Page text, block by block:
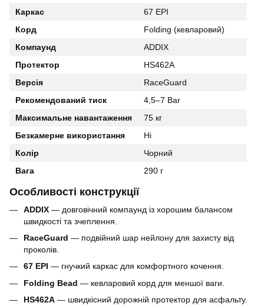
Каркас
67 EPI
Корд
Folding (кевларовий)
Компаунд
ADDIX
Протектор
HS462A
Версія
RaceGuard
Рекомендований тиск
4,5–7 Bar
Максимальне навантаження
75 кг
Безкамерне використання
Ні
Колір
Чорний
Вага
290 г
Особливості конструкції
ADDIX — довговічний компаунд із хорошим балансом
швидкості та зчеплення.
RaceGuard — подвійний шар нейлону для захисту від
проколів.
67 EPI — гнучкий каркас для комфортного кочення.
Folding Bead — кевларовий корд для меншої ваги.
HS462A — швидкісний дорожній протектор для асфальту.